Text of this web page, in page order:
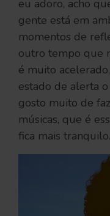
eu adoro, acho
gente está em
momentos de
outro tempo que
é muito
estado de alerta
gosto muito de
músicas, que é
fica mais tranquilo.